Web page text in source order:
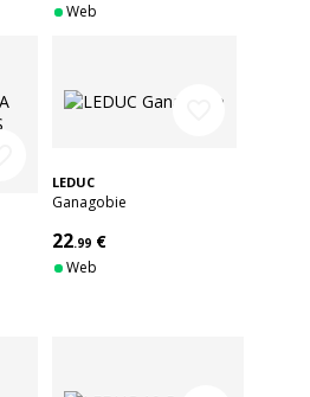
Web
LEDUC
Ganagobie
22.99 €
Web